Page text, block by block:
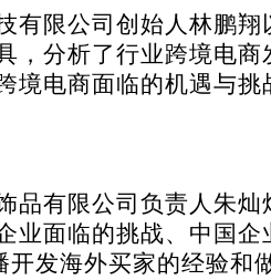
有限公司创始人林鹏翔
，分析了行业跨境电商
境电商面临的机遇与挑
品有限公司负责人朱灿
业面临的挑战、中国企
开发海外买家的经验和